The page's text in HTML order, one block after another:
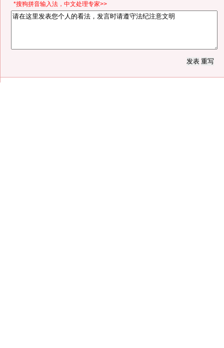
*搜狗拼音输入法，中文处理专家>>